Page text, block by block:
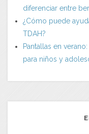
diferenciar entre
¿Cómo puede
TDAH?
Pantallas en
para niños y